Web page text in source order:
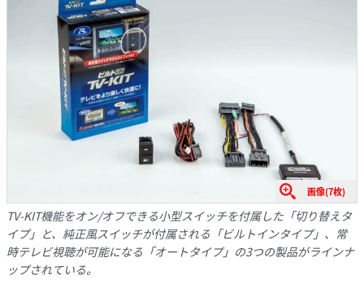
画像(7枚)
TV-KIT機能をオン/オフできる小型スイッチを付属した「切り替えタ
イプ」と、純正風スイッチが付属される「ビルトインタイプ」、常
時テレビ視聴が可能になる「オートタイプ」の3つの製品がラインナ
ップされている。